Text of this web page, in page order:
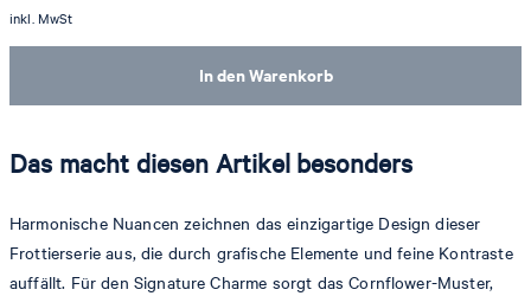
In den Warenkorb
inkl. MwSt
Das macht diesen Artikel besonders
Harmonische Nuancen zeichnen das einzigartige Design dieser
Frottierserie aus, die durch grafische Elemente und feine Kontraste
auffällt. Für den Signature Charme sorgt das Cornflower-Muster,